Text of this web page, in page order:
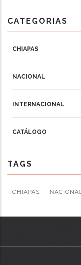
CATEGORIAS
CHIAPAS
NACIONAL
INTERNACIONAL
CATÁLOGO
TAGS
CHIAPAS NACIONAL